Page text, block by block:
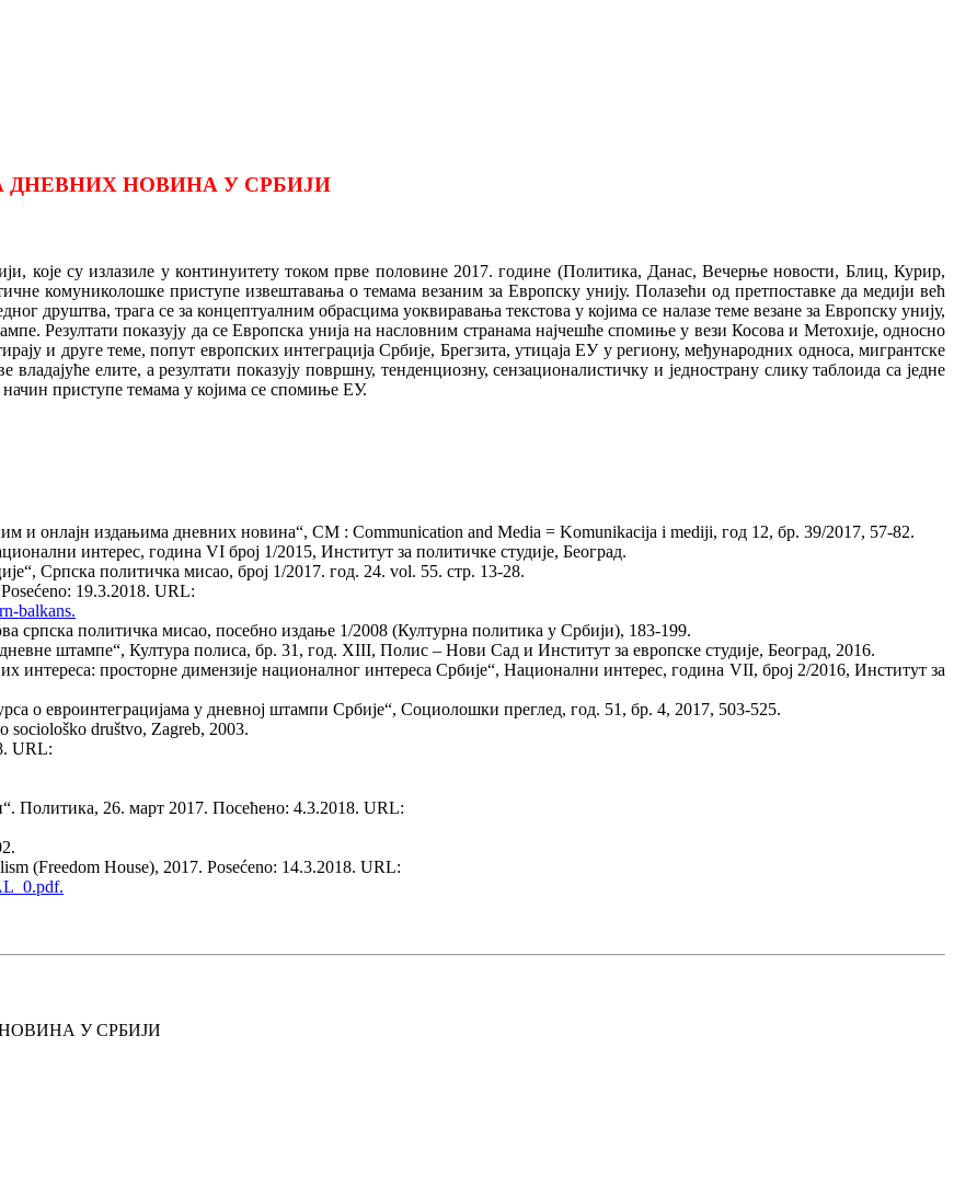
НОВИНА У СРБИЈИ
које су излазиле у континуитету током прве половине 2017. године (Политика, Данас, Вечерње новости, Блиц, Курир,
комуниколошке приступе извештавања о темама везаним за Европску унију. Полазећи од претпоставке да медији већ
друштва, трага се за концептуалним обрасцима уоквиравања текстова у којима се налазе теме везане за Европску унију,
Резултати показују да се Европска унија на насловним странама најчешће спомиње у вези Косова и Метохије, односно
и друге теме, попут европских интеграција Србије, Брегзита, утицаја ЕУ у региону, међународних односа, мигрантске
елите, а резултати показују површну, тенденциозну, сензационалистичку и једнострану слику таблоида са једне
приступе темама у којима се спомиње ЕУ.
и онлајн издањима дневних новина“, CM : Communication and Media = Komunikacija i mediji, год 12, бр. 39/2017, 57-82.
интерес, година VI број 1/2015, Институт за политичке студије, Београд.
Српска политичка мисао, број 1/2017. год. 24. vol. 55. стр. 13-28.
19.3.2018. URL:
balkans.
српска политичка мисао, посебно издање 1/2008 (Културна политика у Србији), 183-199.
штампе“, Култура полиса, бр. 31, год. XIII, Полис – Нови Сад и Институт за европске студије, Београд, 2016.
просторне димензије националног интереса Србије“, Национални интерес, година VII, број 2/2016, Институт за
о евроинтеграцијама у дневној штампи Србије“, Социолошки преглед, год. 51, бр. 4, 2017, 503-525.
sociološko društvo, Zagreb, 2003.
URL:
Политика, 26. март 2017. Посећено: 4.3.2018. URL:
(Freedom House), 2017. Posećeno: 14.3.2018. URL:
У СРБИЈИ